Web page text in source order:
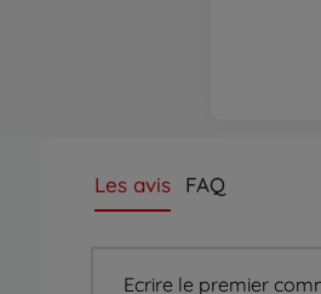
Les avis FAQ
Ecrire le premier